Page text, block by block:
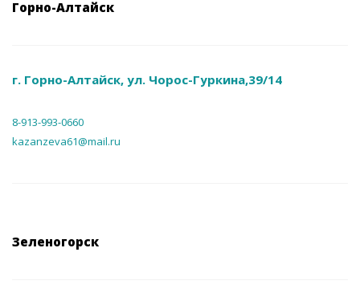
Горно-Алтайск
г. Горно-Алтайск, ул. Чорос-Гуркина,39/14
8-913-993-0660
kazanzeva61@mail.ru
Зеленогорск